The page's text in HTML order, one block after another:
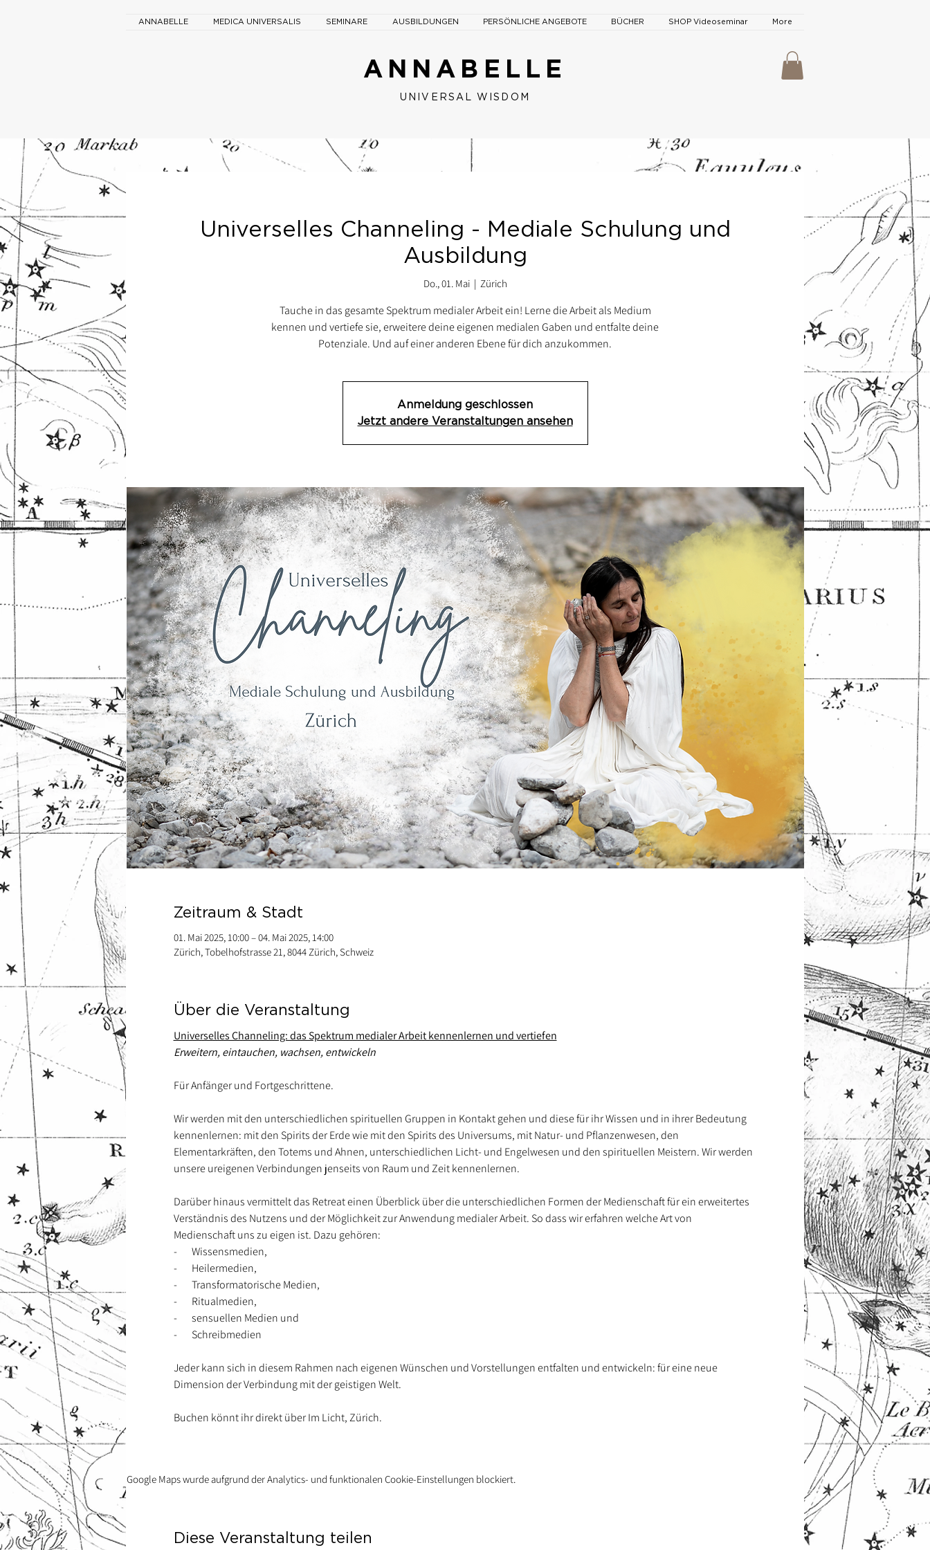
ANNABELLE MEDICA UNIVERSALIS SEMINARE AUSBILDUNGEN PERSÖNLICHE ANGEBOTE BÜCHER SHOP Videoseminar More
ANNABELLE
UNIVERSAL W ISDOM
Universelles Channeling - Mediale Schulung und
Ausbildung
Do., 01. Mai
  |
Zürich
Tauche in das gesamte Spektrum medialer Arbeit ein! Lerne die Arbeit als Medium
kennen und vertiefe sie, erweitere deine eigenen medialen Gaben und entfalte deine
Potenziale. Und auf einer anderen Ebene für dich anzukommen.
Anmeldung geschlossen
Jetzt andere Veranstaltungen ansehen
Zeitraum & Stadt
01. Mai 2025, 10:00 – 04. Mai 2025, 14:00
Zürich, Tobelhofstrasse 21, 8044 Zürich, Schweiz
Über die Veranstaltung
Universelles Channeling: das Spektrum medialer Arbeit kennenlernen und vertiefen
Erweitern, eintauchen, wachsen, entwickeln
Für Anfänger und Fortgeschrittene.
Wir werden mit den unterschiedlichen spirituellen Gruppen in Kontakt gehen und diese für ihr Wissen und in ihrer Bedeutung
kennenlernen: mit den Spirits der Erde wie mit den Spirits des Universums, mit Natur- und Pflanzenwesen, den
Elementarkräften, den Totems und Ahnen, unterschiedlichen Licht- und Engelwesen und den spirituellen Meistern. Wir werden
unsere ureigenen Verbindungen jenseits von Raum und Zeit kennenlernen.
Darüber hinaus vermittelt das Retreat einen Überblick über die unterschiedlichen Formen der Medienschaft für ein erweitertes
Verständnis des Nutzens und der Möglichkeit zur Anwendung medialer Arbeit. So dass wir erfahren welche Art von
Medienschaft uns zu eigen ist. Dazu gehören:
-       Wissensmedien,
-       Heilermedien,
-       Transformatorische Medien,
-       Ritualmedien,
-       sensuellen Medien und
-       Schreibmedien
Jeder kann sich in diesem Rahmen nach eigenen Wünschen und Vorstellungen entfalten und entwickeln: für eine neue
Dimension der Verbindung mit der geistigen Welt.
Buchen könnt ihr direkt über Im Licht, Zürich.
Google Maps wurde aufgrund der Analytics- und funktionalen Cookie-Einstellungen blockiert.
Diese Veranstaltung teilen